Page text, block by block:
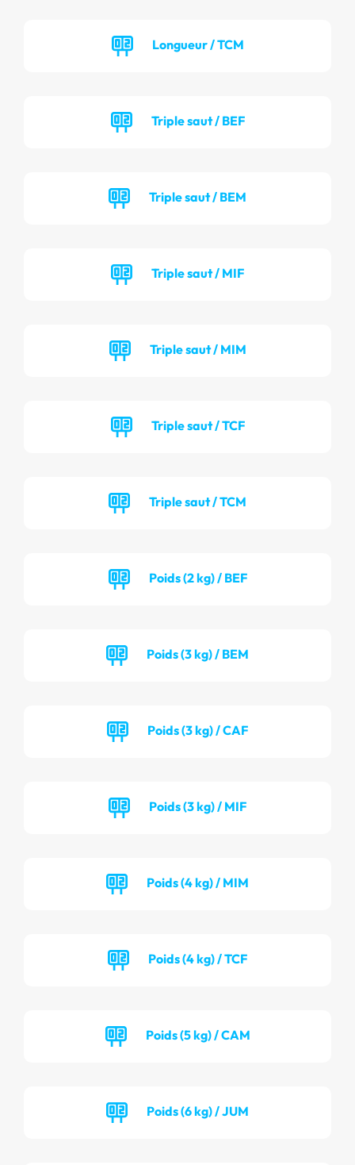
Longueur / TCM
Triple saut / BEF
Triple saut / BEM
Triple saut / MIF
Triple saut / MIM
Triple saut / TCF
Triple saut / TCM
Poids (2 kg) / BEF
Poids (3 kg) / BEM
Poids (3 kg) / CAF
Poids (3 kg) / MIF
Poids (4 kg) / MIM
Poids (4 kg) / TCF
Poids (5 kg) / CAM
Poids (6 kg) / JUM